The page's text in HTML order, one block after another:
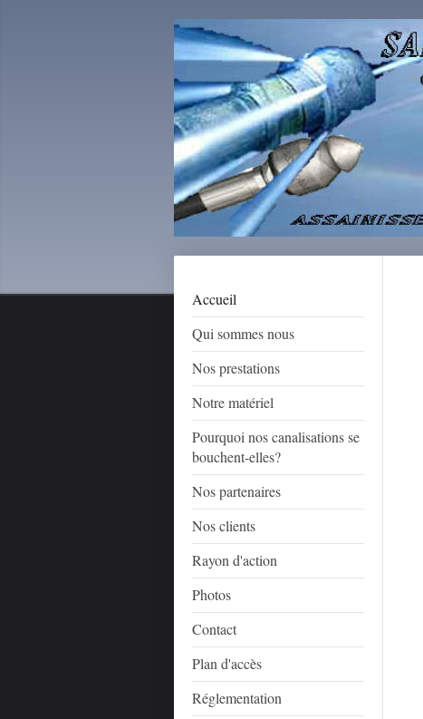
Accueil
Qui sommes nous
Nos prestations
Notre matériel
Pourquoi nos canalisations se
bouchent-elles?
Nos partenaires
Nos clients
Rayon d'action
Photos
Contact
Plan d'accès
Réglementation